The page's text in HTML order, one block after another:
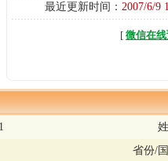
最近更新时间： 2007/6/9
[ 微信在
省份/国